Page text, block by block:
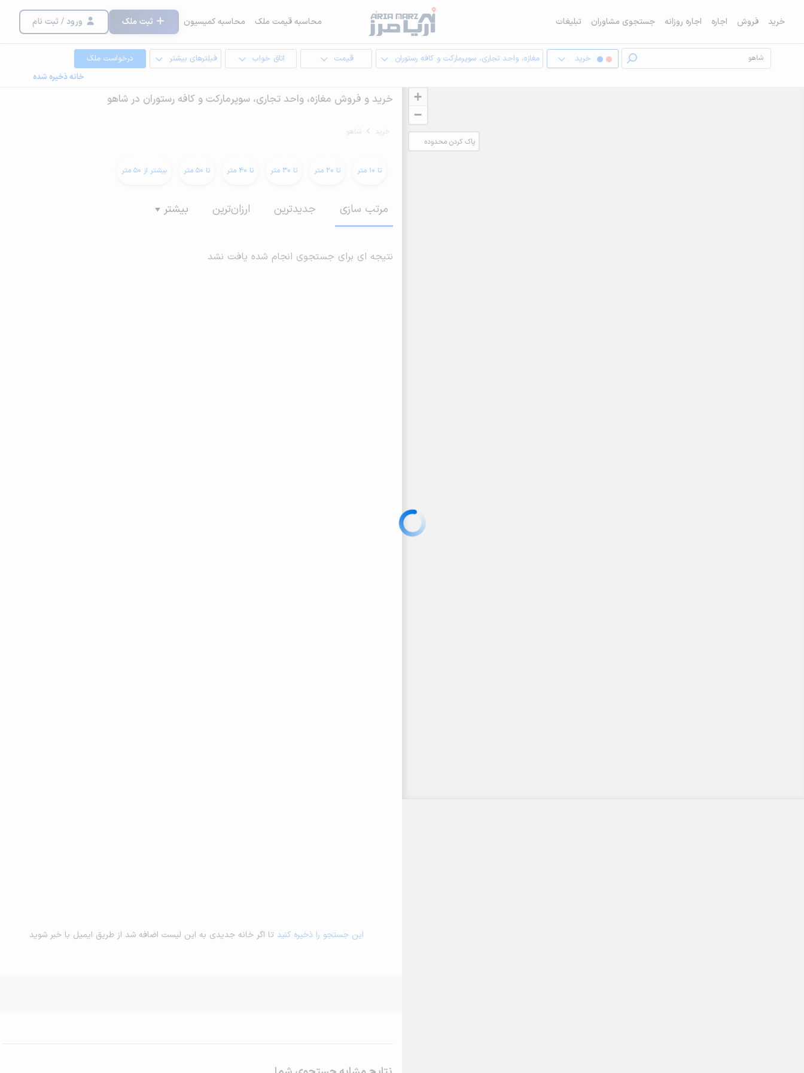
خرید فروش اجاره اجاره روزانه جستجوی مشاوران تبلیغات محاسبه قیمت ملک محاسبه کمیسیون ثبت ملک ورود / ثبت نام
خرید مغازه، واحد تجاری، سوپرمارکت و کافه رستوران قیمت اتاق خواب فیلترهای بیشتر
درخواست ملک
خانه ذخیره شده
+
−
پاک کردن محدوده
خرید و فروش مغازه، واحد تجاری، سوپرمارکت و کافه رستوران در شاهو
خرید شاهو
تا 10 متر تا 20 متر تا 30 متر تا 40 متر تا 50 متر بیشتر از 50 متر
مرتب سازی جدیدترین ارزان‌ترین بیشتر
نتیجه ای برای جستجوی انجام شده یافت نشد
این جستجو را ذخیره کنید تا اگر خانه جدیدی به این لیست اضافه شد از طریق ایمیل با خبر شوید